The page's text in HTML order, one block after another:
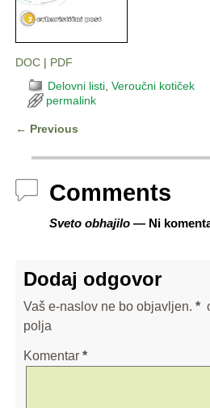
DOC| PDF
Delovni listi, Veroučni kotiček
permalink
← Previous
Comments
Sveto obhajilo— Ni
Dodaj odgovor
Vaš e-naslov ne bo objavljen. *
polja
Komentar *